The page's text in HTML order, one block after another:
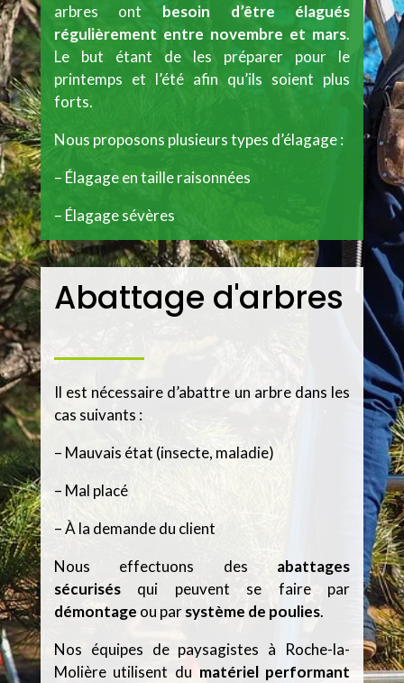
arbres ont besoin d’être élagués
régulièrement entre novembre et mars.
Le but étant de les préparer pour le
printemps et l’été afin qu’ils soient plus
forts.
Nous proposons plusieurs types d’élagage :
– Élagage en taille raisonnées
– Élagage sévères
Abattage d'arbres
Il est nécessaire d’abattre un arbre dans les
cas suivants :
– Mauvais état (insecte, maladie)
– Mal placé
– À la demande du client
Nous effectuons des abattages
sécurisésqui peuvent se faire par
démontage ou parsystème de poulies.
Nos équipes de paysagistes à Roche-la-
Molière utilisent du matériel performant